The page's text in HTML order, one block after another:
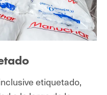
etiquetado,